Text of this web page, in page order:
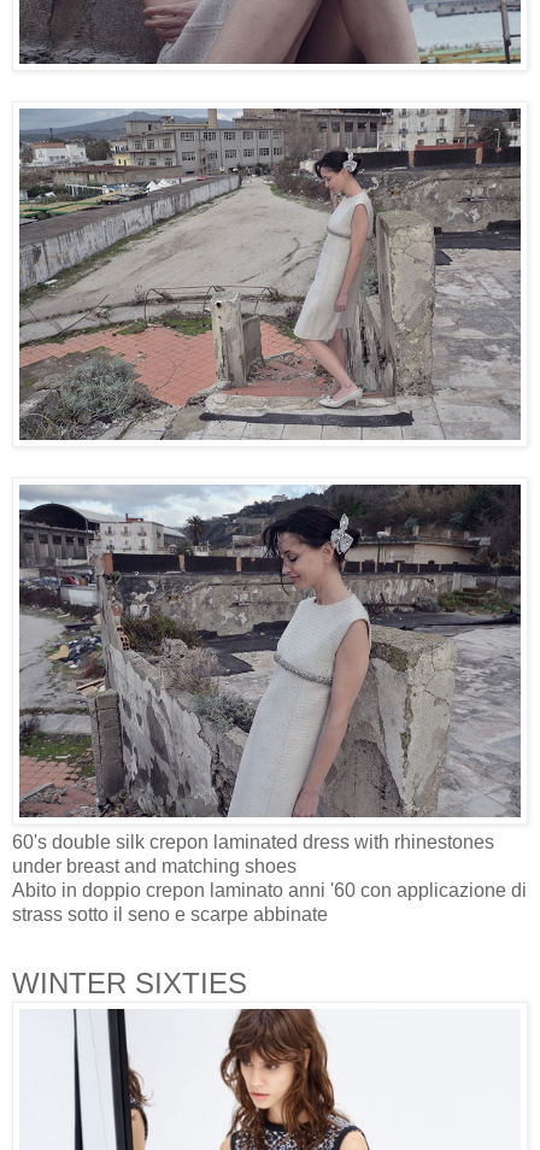
60's double silk crepon laminated dress with rhinestones
under breast and matching shoes
Abito in doppio crepon laminato anni '60 con applicazione di
strass sotto il seno e scarpe abbinate
WINTER SIXTIES